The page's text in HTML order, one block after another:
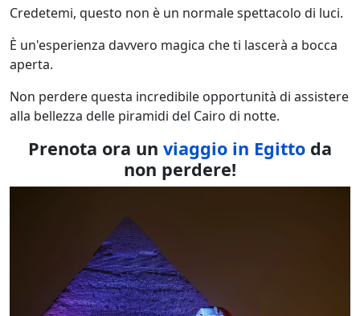
Credetemi, questo non è un normale spettacolo di luci.
È un'esperienza davvero magica che ti lascerà a bocca
aperta.
Non perdere questa incredibile opportunità di assistere
alla bellezza delle piramidi del Cairo di notte.
Prenota ora un viaggio in Egitto da
non perdere!